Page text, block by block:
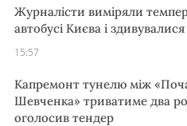
Журналісти виміряли
автобусі Києва і здивувалися
15:57
Капремонт тунелю між
Шевченка» триватиме два
оголосив тендер